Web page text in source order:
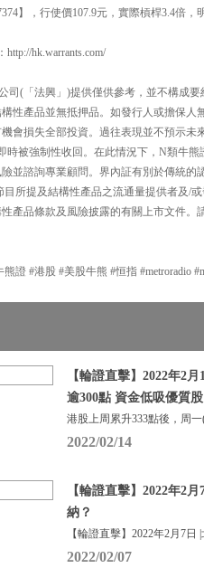
】，行使價107.9元，實際槓桿3.4倍，
hk.warrants.com/
司(「法興」)提供僅供參考，並不構成
性產品並無抵押品。如發行人或擔保
會損失全部投資。過往表現並不預示
被強制性收回。在此情況下，N類牛
並諮詢專業顧問。界內証有別於傳統
所提及結構性產品之流通量提供者及/
產品條款及風險披露的有關上市文件。
#港股 #美股牛熊 #恒指 #metroradio
【輪證直擊】2022年2
逾300點 資金低吸優質股
港股上周累升333點後，周
2022/02/14
【輪證直擊】2022年2
納？
【輪證直擊】2022年2月7
2022/02/07